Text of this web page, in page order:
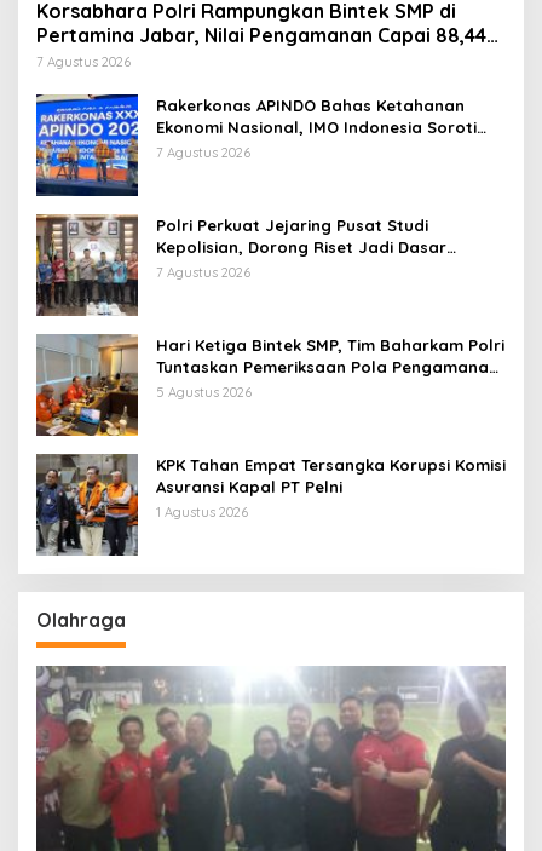
Korsabhara Polri Rampungkan Bintek SMP di
Pertamina Jabar, Nilai Pengamanan Capai 88,44
Persen
7 Agustus 2026
Rakerkonas APINDO Bahas Ketahanan
Ekonomi Nasional, IMO Indonesia Soroti
Pentingnya Kolaborasi Lintas Sektor
7 Agustus 2026
Polri Perkuat Jejaring Pusat Studi
Kepolisian, Dorong Riset Jadi Dasar
Kebijakan dan Inovasi
7 Agustus 2026
Hari Ketiga Bintek SMP, Tim Baharkam Polri
Tuntaskan Pemeriksaan Pola Pengamanan
Pertamina Patra Niaga Jabar
5 Agustus 2026
KPK Tahan Empat Tersangka Korupsi Komisi
Asuransi Kapal PT Pelni
1 Agustus 2026
Olahraga